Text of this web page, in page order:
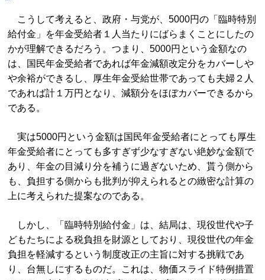
こうして考えると、政府・与党が、5000円の「臨時特別
給付金」を年金受給者１人当たりにばらまくことにしたの
かが理解できるだろう。つまり、5000円という金額なの
は、国民年金受給者であれば年金減額改定分をカバーしや
や余裕ができるし、厚生年金受給世帯であっても夫婦２人
であれば計１万円となり、減額分をほぼカバーできるから
である。
実は5000円という金額は国民年金受給者にとっても厚生
年金受給者にとっても多すぎず少なすぎない絶妙な金額で
あり、年金の目減り分を補うに過ぎないため、貰う側から
も、負担する側からも批判が抑えられるとの緻密な計算の
上に考えられた提案なのである。
しかし、「臨時特別給付金」は、結局は、現役世代や子
どもたちによる税負担を財源としており、現役世代の年金
負担を軽減するという制度改正の主旨に対する挑戦であ
り、台無しにするものだ。これは、物価スライド特例措置